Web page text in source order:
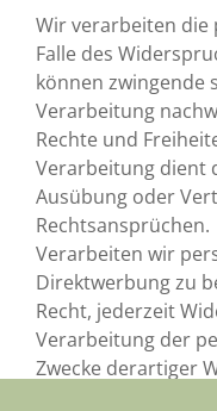
Wir verarbeiten die
Falle des
können zwingende
Verarbeitung
Rechte und
Verarbeitung dient
Ausübung oder
Rechtsansprüchen.
Verarbeiten wir
Direktwerbung zu
Recht, jederzeit
Verarbeitung der
Zwecke derartiger